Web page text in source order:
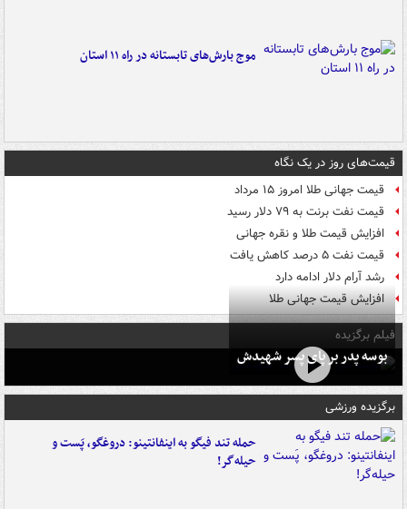
موج بارش‌های تابستانه در راه ۱۱ استان
قیمت‌های روز در یک نگاه
قیمت جهانی طلا امروز ۱۵ مرداد
قیمت نفت برنت به ۷۹ دلار رسید
افزایش قیمت طلا و نقره جهانی
قیمت نفت ۵ درصد کاهش یافت
رشد آرام دلار ادامه دارد
افزایش قیمت جهانی طلا
فیلم برگزیده
بوسه‌ پدر بر پای پسر شهیدش
برگزیده ورزشی
حمله تند فیگو به اینفانتینو: دروغگو، پَست‌ و
حیله‌گر!